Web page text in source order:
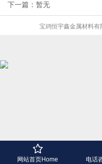
下一篇：暂无
宝鸡恒宇鑫金属材料有

网站首页Home 电话